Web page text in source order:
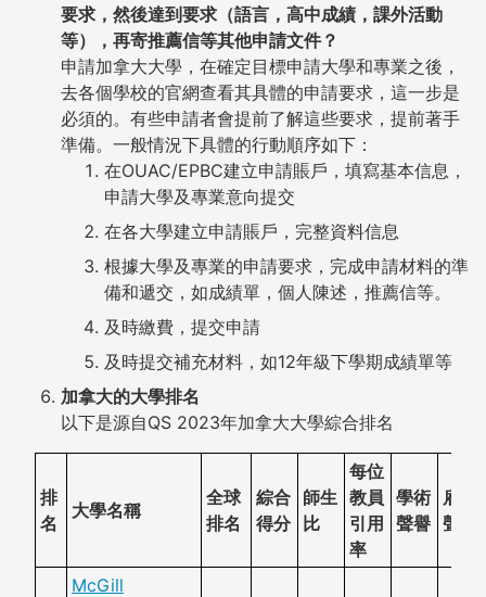
要求，然後達到要求（語言，高中成績，課外活動
等），再寄推薦信等其他申請文件？
申請加拿大大學，在確定目標申請大學和專業之後，
去各個學校的官網查看其具體的申請要求，這一步是
必須的。有些申請者會提前了解這些要求，提前著手
準備。一般情況下具體的行動順序如下：
在OUAC/EPBC建立申請賬戶，填寫基本信息，
申請大學及專業意向提交
在各大學建立申請賬戶，完整資料信息
根據大學及專業的申請要求，完成申請材料的準
備和遞交，如成績單，個人陳述，推薦信等。
及時繳費，提交申請
及時提交補充材料，如12年級下學期成績單等
加拿大的大學排名
以下是源自QS 2023年加拿大大學綜合排名
排
名
大學名稱
全球
排名
綜合
得分
師生
比
每位
教員
引用
率
學術
聲譽
雇主
聲譽
McGill